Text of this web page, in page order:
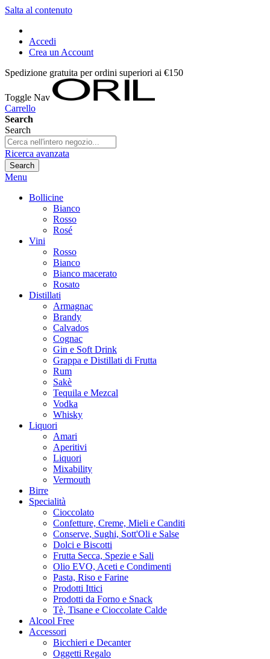
Salta al contenuto
Accedi
Crea un Account
Spedizione gratuita per ordini superiori ai €150
Toggle Nav
Carrello
Search
Search
Ricerca avanzata
Search
Menu
Bollicine
Bianco
Rosso
Rosé
Vini
Rosso
Bianco
Bianco macerato
Rosato
Distillati
Armagnac
Brandy
Calvados
Cognac
Gin e Soft Drink
Grappa e Distillati di Frutta
Rum
Sakè
Tequila e Mezcal
Vodka
Whisky
Liquori
Amari
Aperitivi
Liquori
Mixability
Vermouth
Birre
Specialità
Cioccolato
Confetture, Creme, Mieli e Canditi
Conserve, Sughi, Sott'Oli e Salse
Dolci e Biscotti
Frutta Secca, Spezie e Sali
Olio EVO, Aceti e Condimenti
Pasta, Riso e Farine
Prodotti Ittici
Prodotti da Forno e Snack
Tè, Tisane e Cioccolate Calde
Alcool Free
Accessori
Bicchieri e Decanter
Oggetti Regalo